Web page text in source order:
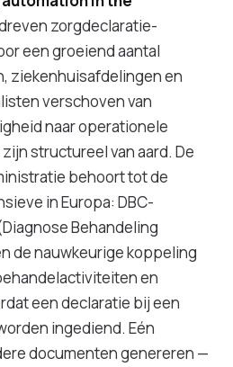
zorgdeclaratie-
een groeiend aantal
ziekenhuisafdelingen en
verschoven van
naar operationele
structureel van aard. De
behoort tot de
in Europa: DBC-
Behandeling
de nauwkeurige koppeling
en
een declaratie bij een
ingediend. Eén
documenten genereren —